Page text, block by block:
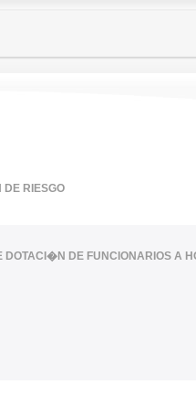
RIESGO
DOTACI�N DE FUNCIONARIOS A